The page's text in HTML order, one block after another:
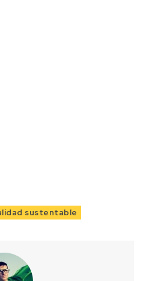
sustentable